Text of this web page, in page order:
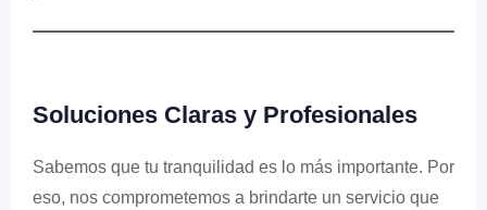
Soluciones Claras y Profesionales
Sabemos que tu tranquilidad es lo más importante. Por
eso, nos comprometemos a brindarte un servicio que